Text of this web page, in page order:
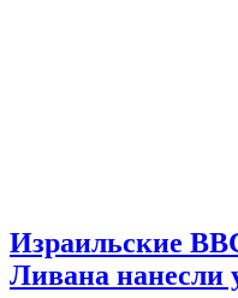
Израильские
Ливана нанесли